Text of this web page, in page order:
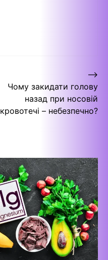
Чому закидати голову
назад при носовій
кровотечі – небезпечно?
⟶